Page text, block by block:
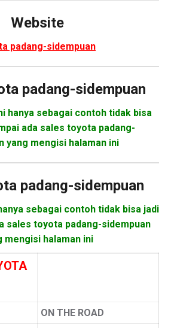
Website
padang-sidempuan
padang-sidempuan
hanya sebagai contoh tidak bisa
ada sales toyota padang-
yang mengisi halaman ini
padang-sidempuan
sebagai contoh tidak bisa jadi
sales toyota padang-sidempuan
mengisi halaman ini
ON THE ROAD